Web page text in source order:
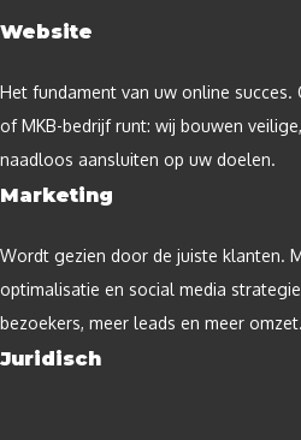
Website
Het fundament van uw online succes.
of MKB-bedrijf runt: wij bouwen
naadloos aansluiten op uw doelen.
Marketing
Wordt gezien door de juiste klanten.
optimalisatie en social media
bezoekers, meer leads en meer omzet.
Juridisch